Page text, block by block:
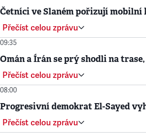
Četníci ve Slaném pořizují mobilní
Přečíst celou zprávu
09:35
Omán a Írán se prý shodli na
Přečíst celou zprávu
08:00
Progresivní demokrat El-Sayed
Přečíst celou zprávu